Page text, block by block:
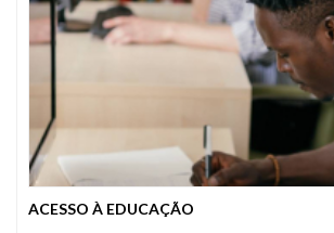
ACESSO À EDUCAÇÃO